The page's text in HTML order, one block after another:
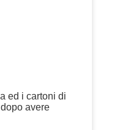
ed i cartoni di
avere